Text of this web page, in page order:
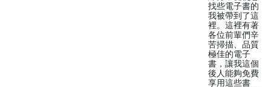
找些電子書的
我被帶到了這
裡。這裡有著
各位前輩們辛
苦掃描、品質
極佳的電子
書，讓我這個
後人能夠免費
享用這些書